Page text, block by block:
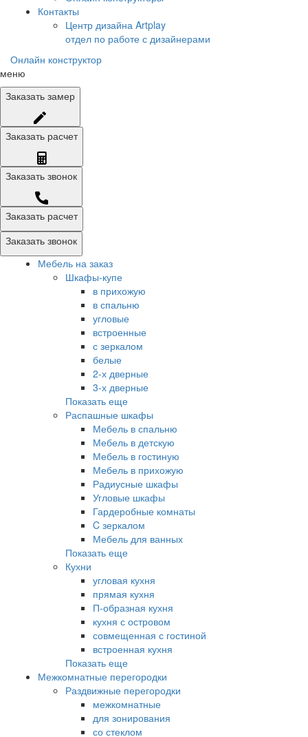
Контакты
Центр дизайна Artplay
отдел по работе с дизайнерами
Онлайн конструктор
меню
Заказать замер
Заказать расчет
Заказать звонок
Заказать расчет
Заказать звонок
Мебель на заказ
Шкафы-купе
в прихожую
в спальню
угловые
встроенные
с зеркалом
белые
2-х дверные
3-х дверные
Показать еще
Распашные шкафы
Мебель в спальню
Мебель в детскую
Мебель в гостиную
Мебель в прихожую
Радиусные шкафы
Угловые шкафы
Гардеробные комнаты
C зеркалом
Мебель для ванных
Показать еще
Кухни
угловая кухня
прямая кухня
П-образная кухня
кухня с островом
совмещенная с гостиной
встроенная кухня
Показать еще
Межкомнатные перегородки
Раздвижные перегородки
межкомнатные
для зонирования
со стеклом